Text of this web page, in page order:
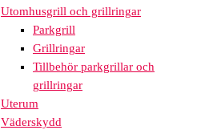
Utomhusgrill och grillringar
Parkgrill
Grillringar
Tillbehör parkgrillar och
grillringar
Uterum
Väderskydd